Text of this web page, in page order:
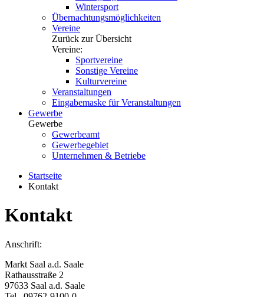
Wintersport
Übernachtungsmöglichkeiten
Vereine
Zurück zur Übersicht
Vereine:
Sportvereine
Sonstige Vereine
Kulturvereine
Veranstaltungen
Eingabemaske für Veranstaltungen
Gewerbe
Gewerbe
Gewerbeamt
Gewerbegebiet
Unternehmen & Betriebe
Startseite
Kontakt
Kontakt
Anschrift:
Markt Saal a.d. Saale
Rathausstraße 2
97633 Saal a.d. Saale